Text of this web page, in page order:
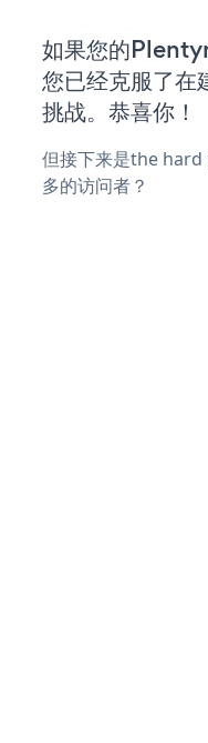
如果您的
您已经克服了在
挑战。恭喜你！
但接下来是the
多的访问者？